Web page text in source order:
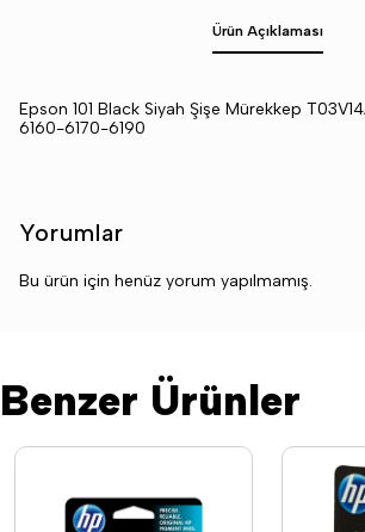
Ürün Açıklaması
Epson 101 Black Siyah Şişe Mürekkep
6160-6170-6190
Yorumlar
Bu ürün için henüz yorum yapılmamış.
Benzer Ürünler